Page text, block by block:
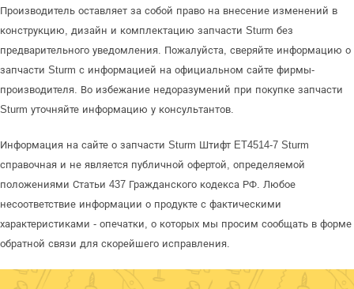
Производитель оставляет за собой право на внесение изменений в
конструкцию, дизайн и комплектацию запчасти Sturm без
предварительного уведомления. Пожалуйста, сверяйте информацию о
запчасти Sturm с информацией на официальном сайте фирмы-
производителя. Во избежание недоразумений при покупке запчасти
Sturm уточняйте информацию у консультантов.
Информация на сайте о запчасти Sturm Штифт ET4514-7 Sturm
справочная и не является публичной офертой, определяемой
положениями Статьи 437 Гражданского кодекса РФ. Любое
несоответствие информации о продукте с фактическими
характеристиками - опечатки, о которых мы просим сообщать в форме
обратной связи для скорейшего исправления.